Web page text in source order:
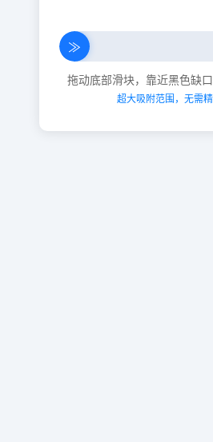
≫
拖动底部滑块，靠近黑色缺
超大吸附范围，无需